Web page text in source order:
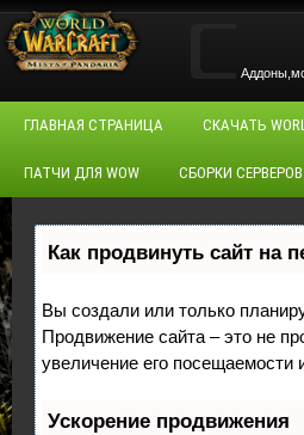
ГЛАВНАЯ СТРАНИЦА СКАЧАТЬ
ПАТЧИ ДЛЯ WOW СБОРКИ СЕРВЕРОВ
Как продвинуть сайт на
Вы создали или только
Продвижение сайта – это не
увеличение его посещаемости
Ускорение продвижения